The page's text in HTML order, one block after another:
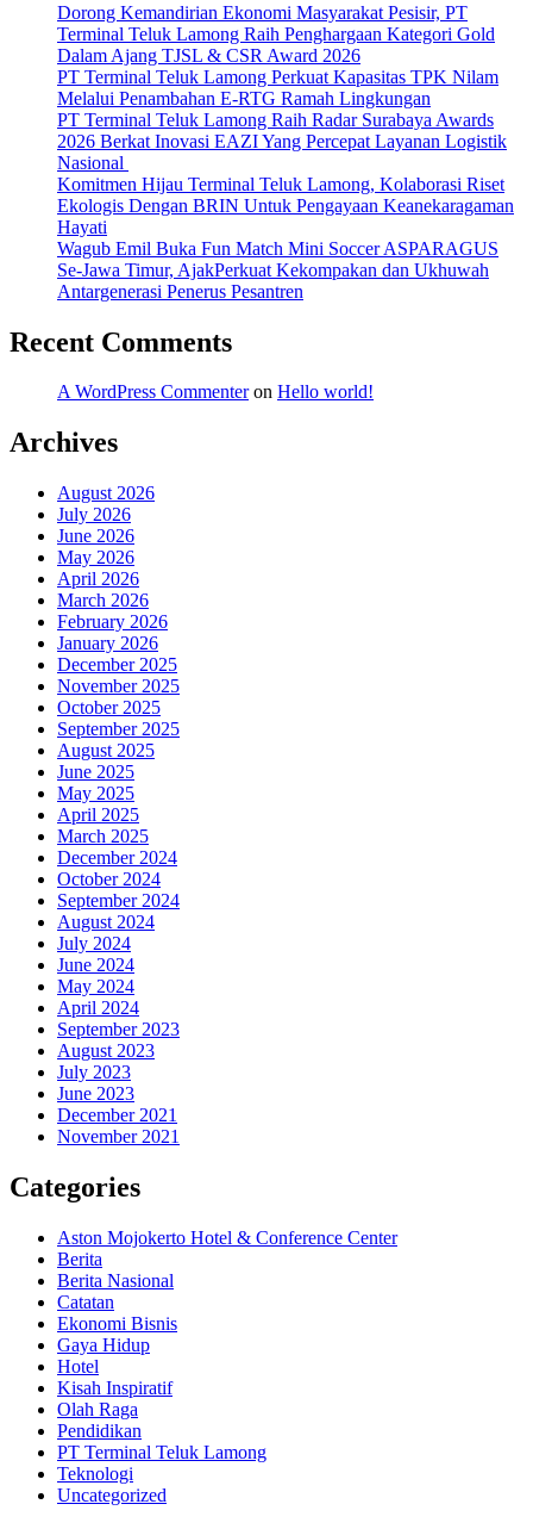
Dorong Kemandirian Ekonomi Masyarakat Pesisir, PT
Terminal Teluk Lamong Raih Penghargaan Kategori Gold
Dalam Ajang TJSL & CSR Award 2026
PT Terminal Teluk Lamong Perkuat Kapasitas TPK Nilam
Melalui Penambahan E-RTG Ramah Lingkungan
PT Terminal Teluk Lamong Raih Radar Surabaya Awards
2026 Berkat Inovasi EAZI Yang Percepat Layanan Logistik
Nasional
Komitmen Hijau Terminal Teluk Lamong, Kolaborasi Riset
Ekologis Dengan BRIN Untuk Pengayaan Keanekaragaman
Hayati
Wagub Emil Buka Fun Match Mini Soccer ASPARAGUS
Se-Jawa Timur, AjakPerkuat Kekompakan dan Ukhuwah
Antargenerasi Penerus Pesantren
Recent Comments
A WordPress Commenteron Hello world!
Archives
August 2026
July 2026
June 2026
May 2026
April 2026
March 2026
February 2026
January 2026
December 2025
November 2025
October 2025
September 2025
August 2025
June 2025
May 2025
April 2025
March 2025
December 2024
October 2024
September 2024
August 2024
July 2024
June 2024
May 2024
April 2024
September 2023
August 2023
July 2023
June 2023
December 2021
November 2021
Categories
Aston Mojokerto Hotel & Conference Center
Berita
Berita Nasional
Catatan
Ekonomi Bisnis
Gaya Hidup
Hotel
Kisah Inspiratif
Olah Raga
Pendidikan
PT Terminal Teluk Lamong
Teknologi
Uncategorized